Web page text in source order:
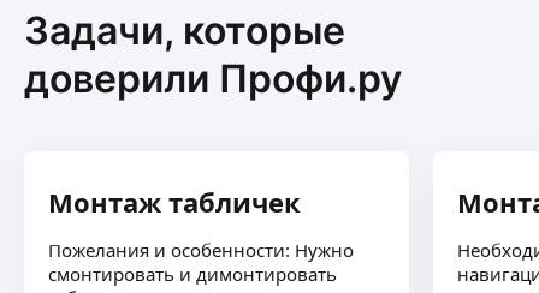
Задачи, которые
доверили Профи.ру
Монтаж табличек
Пожелания и особенности: Нужно
смонтировать и димонтировать